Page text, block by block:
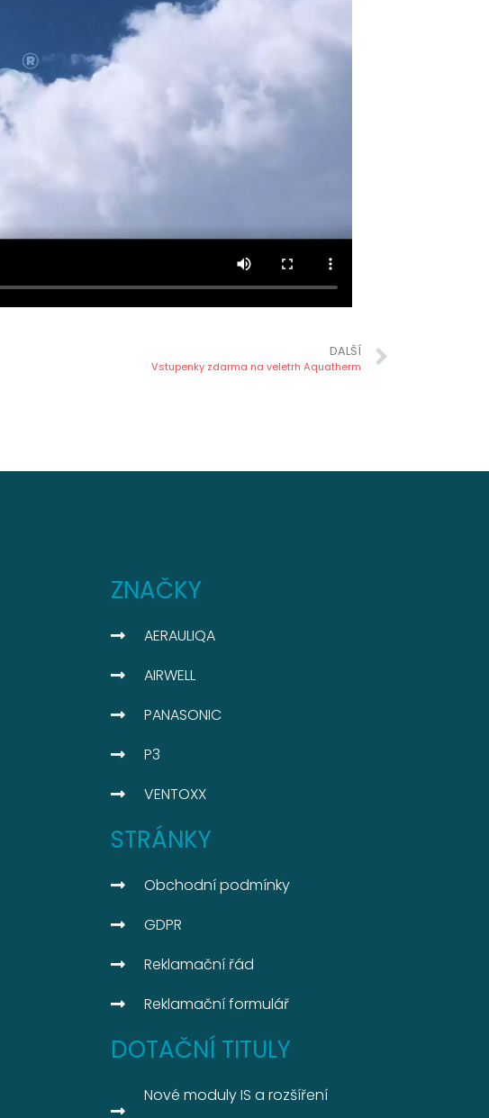
DALŠÍ
Vstupenky zdarma na veletrh Aquatherm
ZNAČKY
AERAULIQA
AIRWELL
PANASONIC
P3
VENTOXX
STRÁNKY
Obchodní podmínky
GDPR
Reklamační řád
Reklamační formulář
DOTAČNÍ TITULY
Nové moduly IS a rozšíření